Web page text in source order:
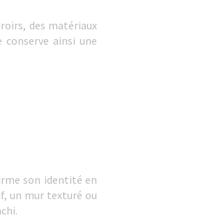
des matériaux
ainsi une
son identité en
un mur texturé ou
vos Options